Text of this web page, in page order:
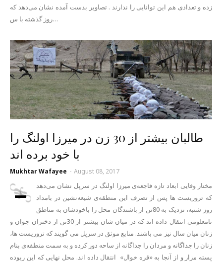
زده و تعدادی هم این توانایی را ندارند . تصاویر بدست آمده نشان می‌دهد که
روز گذشته با س…
طالبان بیشتر از 30 زن در میرزا اولنگ را
با خود برده اند
Mukhtar Wafayee - August 08, 2017
-
مختار وفایی ابعاد تازه فاجعه‌ی میرزا اولنگ در سرپل نشان می‌دهد
که تروریست ها پس از تصرف این منطقه‌ی شیعه‌نشین در بامداد
روز شنبه، نزدیک به 80تن از باشندگان محل را باخودشان به مناطق
نامعلومی انتقال داده اند که در میان شان بیشتر از 30تن از دختران جوان و
زنان میان سال نیز می باشند. منابع موثق در سرپل می گویند که تروریست ها،
زنان را جداگانه و مردان را جداگانه از ساحه دور کرده و به سمت منطقه‌ی بنام
پسته مزار و از آنجا به «قره خوال» انتقال داده اند. محل نهایی که این ربوده